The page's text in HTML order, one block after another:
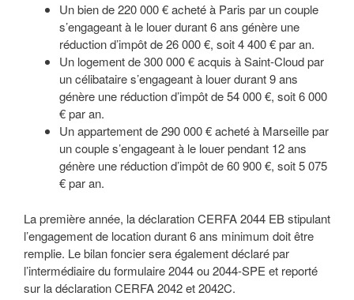
Un bien de 220 000 € acheté à Paris par un couple
s’engageant à le louer durant 6 ans génère une
réduction d’impôt de 26 000 €, soit 4 400 € par an.
Un logement de 300 000 € acquis à Saint-Cloud par
un célibataire s’engageant à louer durant 9 ans
génère une réduction d’impôt de 54 000 €, soit 6 000
€ par an.
Un appartement de 290 000 € acheté à Marseille par
un couple s’engageant à le louer pendant 12 ans
génère une réduction d’impôt de 60 900 €, soit 5 075
€ par an.
La première année, la déclaration CERFA 2044 EB stipulant
l’engagement de location durant 6 ans minimum doit être
remplie. Le bilan foncier sera également déclaré par
l’intermédiaire du formulaire 2044 ou 2044-SPE et reporté
sur la déclaration CERFA 2042 et 2042C.